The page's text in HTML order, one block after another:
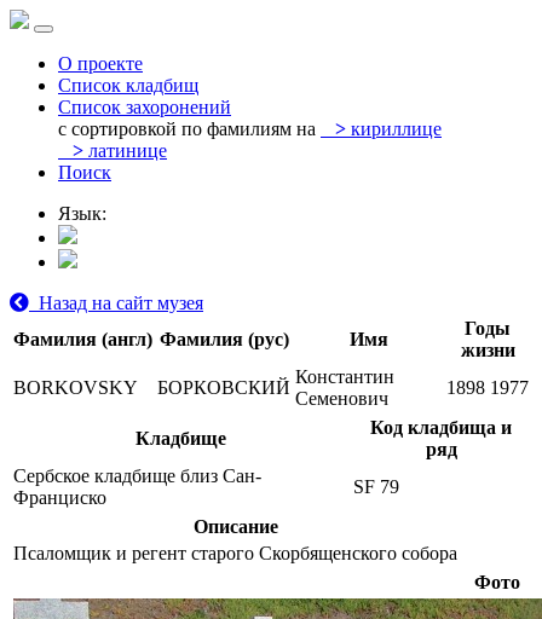
О проекте
Список кладбищ
Список захоронений
с сортировкой по фамилиям на
> кириллице
> латинице
Поиск
Язык:
Назад на сайт музея
Фамилия (англ) Фамилия (рус) Имя
Годы
жизни
BORKOVSKY
БОРКОВСКИЙ
Константин
Семенович
1898 1977
Кладбище
Код кладбища и
ряд
Сербское кладбище близ Сан-
Франциско
SF 79
Описание
Псаломщик и регент старого Скорбященского собора
Фото